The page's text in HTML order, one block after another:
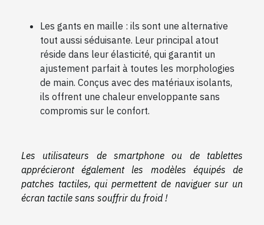
Les gants en maille : ils sont une alternative
tout aussi séduisante. Leur principal atout
réside dans leur élasticité, qui garantit un
ajustement parfait à toutes les morphologies
de main. Conçus avec des matériaux isolants,
ils offrent une chaleur enveloppante sans
compromis sur le confort.
Les utilisateurs de smartphone ou de tablettes
apprécieront également les modèles équipés de
patches tactiles, qui permettent de naviguer sur un
écran tactile sans souffrir du froid !